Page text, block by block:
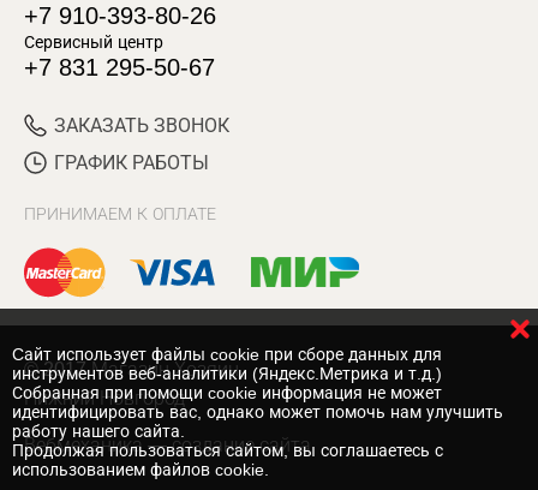
+7 910-393-80-26
Сервисный центр
+7 831 295-50-67
ЗАКАЗАТЬ ЗВОНОК
ГРАФИК РАБОТЫ
ПРИНИМАЕМ К ОПЛАТЕ
© 2017 Магазин Хозяин
Нижний Новгород
Вебмеханика — создание сайта
Cайт использует файлы cookie при сборе данных для
инструментов веб-аналитики (Яндекс.Метрика и т.д.)
Собранная при помощи cookie информация не может
идентифицировать вас, однако может помочь нам улучшить
работу нашего сайта.
Продолжая пользоваться сайтом, вы соглашаетесь с
использованием файлов cookie.